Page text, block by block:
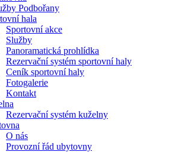
Podbořany
hala
Sportovní akce
Služby
Panoramatická prohlídka
Rezervační systém sportovní haly
Ceník sportovní haly
Fotogalerie
Kontakt
Rezervační systém kuželny
O nás
Provozní řád ubytovny